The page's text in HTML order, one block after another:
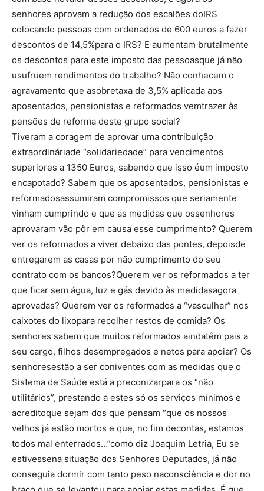
senhores aprovam a redução dos escalões doIRS
colocando pessoas com ordenados de 600 euros a fazer
descontos de 14,5%para o IRS? E aumentam brutalmente
os descontos para este imposto das pessoasque já não
usufruem rendimentos do trabalho? Não conhecem o
agravamento que asobretaxa de 3,5% aplicada aos
aposentados, pensionistas e reformados vemtrazer às
pensões de reforma deste grupo social?
Tiveram a coragem de aprovar uma contribuição
extraordináriade “solidariedade” para vencimentos
superiores a 1350 Euros, sabendo que isso éum imposto
encapotado? Sabem que os aposentados, pensionistas e
reformadosassumiram compromissos que seriamente
vinham cumprindo e que as medidas que ossenhores
aprovaram vão pôr em causa esse cumprimento? Querem
ver os reformados a viver debaixo das pontes, depoisde
entregarem as casas por não cumprimento do seu
contrato com os bancos?Querem ver os reformados a ter
que ficar sem água, luz e gás devido às medidasagora
aprovadas? Querem ver os reformados a “vasculhar” nos
caixotes do lixopara recolher restos de comida? Os
senhores sabem que muitos reformados aindatêm pais a
seu cargo, filhos desempregados e netos para apoiar? Os
senhoresestão a ser coniventes com as medidas que o
Sistema de Saúde está a preconizarpara os “não
utilitários”, prestando a estes só os serviços mínimos e
acreditoque sejam dos que pensam “que os nossos
velhos já estão mortos e que, no fim decontas, estamos
todos mal enterrados…”como diz Joaquim Letria, Eu se
estivessena situação dos Senhores Deputados, já não
conseguia dormir com tanto peso naconsciência e dor no